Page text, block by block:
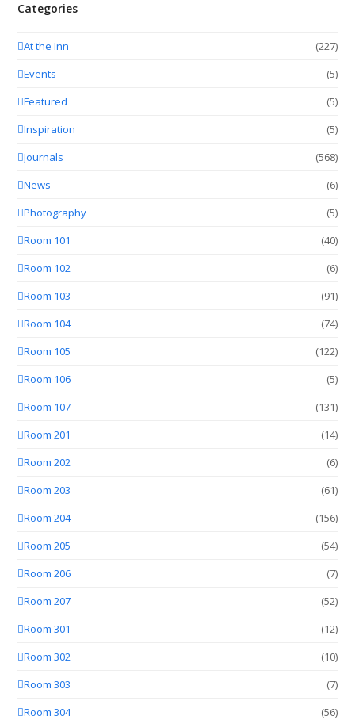
Categories
At the Inn
(227)
Events
(5)
Featured
(5)
Inspiration
(5)
Journals
(568)
News
(6)
Photography
(5)
Room 101
(40)
Room 102
(6)
Room 103
(91)
Room 104
(74)
Room 105
(122)
Room 106
(5)
Room 107
(131)
Room 201
(14)
Room 202
(6)
Room 203
(61)
Room 204
(156)
Room 205
(54)
Room 206
(7)
Room 207
(52)
Room 301
(12)
Room 302
(10)
Room 303
(7)
Room 304
(56)